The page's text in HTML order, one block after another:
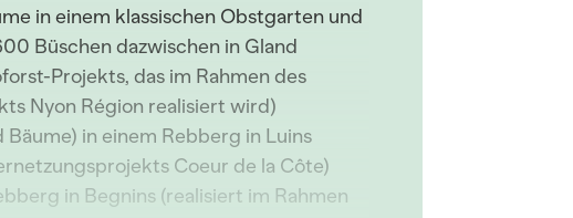
in einem klassischen Obstgarten und
Büschen dazwischen in Gland
Projekts, das im Rahmen des
Nyon Région realisiert wird)
in einem Rebberg in Luins
Coeur de la Côte)
in Begnins (realisiert im Rahmen